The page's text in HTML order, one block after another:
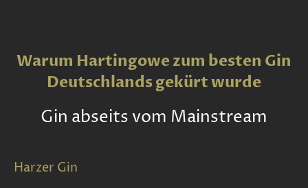
Warum Hartingowe zum besten Gin
Deutschlands gekürt wurde
Gin abseits vom Mainstream
Harzer Gin